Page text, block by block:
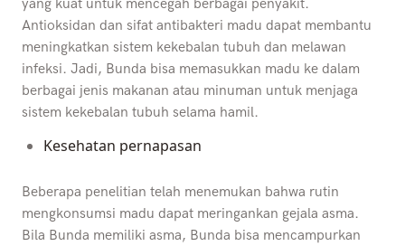
yang kuat untuk mencegah berbagai penyakit.
Antioksidan dan sifat antibakteri madu dapat membantu
meningkatkan sistem kekebalan tubuh dan melawan
infeksi. Jadi, Bunda bisa memasukkan madu ke dalam
berbagai jenis makanan atau minuman untuk menjaga
sistem kekebalan tubuh selama hamil.
Kesehatan pernapasan
Beberapa penelitian telah menemukan bahwa rutin
mengkonsumsi madu dapat meringankan gejala asma.
Bila Bunda memiliki asma, Bunda bisa mencampurkan